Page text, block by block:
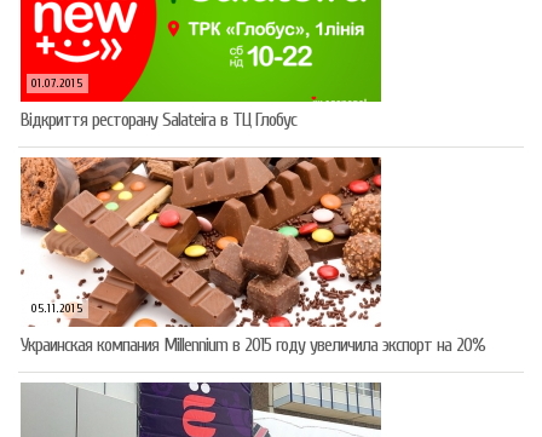
01.07.2015
Відкриття ресторану Salateirа в ТЦ Глобус
05.11.2015
Украинская компания Millennium в 2015 году увеличила экспорт на 20%